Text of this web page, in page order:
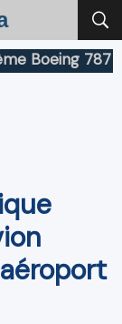
787